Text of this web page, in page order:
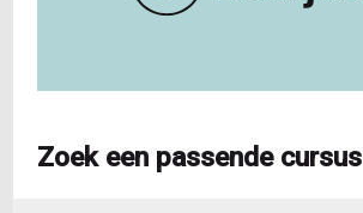
Zoek een passende cursus